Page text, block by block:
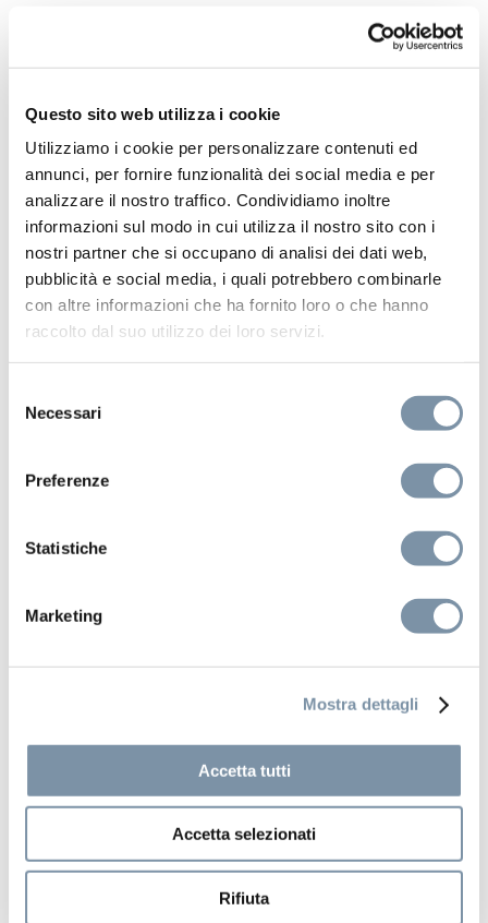
Questo sito web utilizza i cookie
Utilizziamo i cookie per personalizzare contenuti ed
annunci, per fornire funzionalità dei social media e per
analizzare il nostro traffico. Condividiamo inoltre
informazioni sul modo in cui utilizza il nostro sito con i
nostri partner che si occupano di analisi dei dati web,
pubblicità e social media, i quali potrebbero combinarle
con altre informazioni che ha fornito loro o che hanno
raccolto dal suo utilizzo dei loro servizi.
delNecessari
Preferenze
Statistiche
Marketing
Mostra dettagli
Accetta tutti
Accetta selezionati
Rifiuta
Freestanding shower column ø 35
BD015 A
Angle shower arm ø 23 mm L. 350 mm